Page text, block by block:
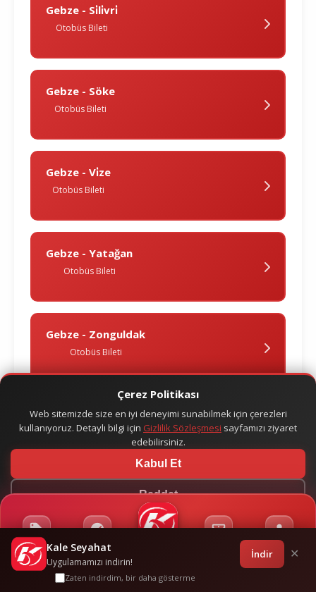
Gebze - Si̇li̇vri̇
Otobüs Bileti
Gebze - Söke
Otobüs Bileti
Gebze - Vi̇ze
Otobüs Bileti
Gebze - Yatağan
Otobüs Bileti
Gebze - Zonguldak
Otobüs Bileti
Kampanyalar Sponsorluklar Giriş
Çerez Politikası
Web sitemizde size en iyi deneyimi sunabilmek için çerezleri
kullanıyoruz. Detaylı bilgi için Gizlilik Sözleşmesi sayfamızı ziyaret
edebilirsiniz.
Kabul Et
Reddet
Kale Seyahat
Uygulamamızı indirin!
İndir ✕
Zaten indirdim, bir daha gösterme